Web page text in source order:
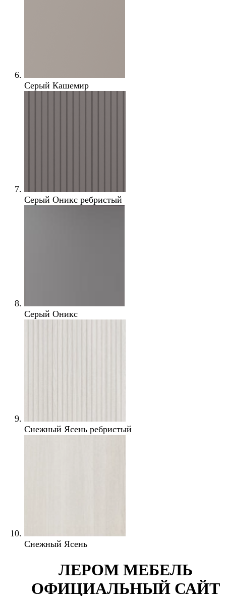
Серый Кашемир
Серый Оникс ребристый
Серый Оникс
Снежный Ясень ребристый
Снежный Ясень
ЛЕРОМ МЕБЕЛЬ
ОФИЦИАЛЬНЫЙ САЙТ